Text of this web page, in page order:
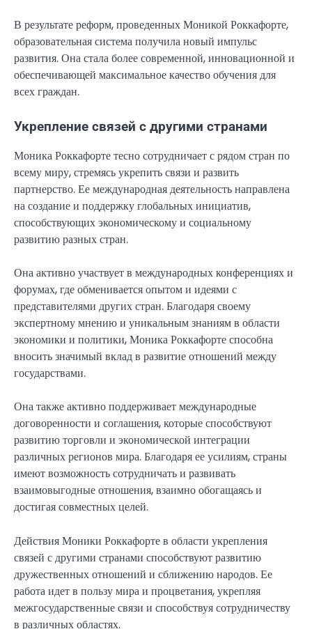
В результате реформ, проведенных Моникой Роккафорте,
образовательная система получила новый импульс
развития. Она стала более современной, инновационной и
обеспечивающей максимальное качество обучения для
всех граждан.
Укрепление связей с другими странами
Моника Роккафорте тесно сотрудничает с рядом стран по
всему миру, стремясь укрепить связи и развить
партнерство. Ее международная деятельность направлена
на создание и поддержку глобальных инициатив,
способствующих экономическому и социальному
развитию разных стран.
Она активно участвует в международных конференциях и
форумах, где обменивается опытом и идеями с
представителями других стран. Благодаря своему
экспертному мнению и уникальным знаниям в области
экономики и политики, Моника Роккафорте способна
вносить значимый вклад в развитие отношений между
государствами.
Она также активно поддерживает международные
договоренности и соглашения, которые способствуют
развитию торговли и экономической интеграции
различных регионов мира. Благодаря ее усилиям, страны
имеют возможность сотрудничать и развивать
взаимовыгодные отношения, взаимно обогащаясь и
достигая совместных целей.
Действия Моники Роккафорте в области укрепления
связей с другими странами способствуют развитию
дружественных отношений и сближению народов. Ее
работа идет в пользу мира и процветания, укрепляя
межгосударственные связи и способствуя сотрудничеству
в различных областях.